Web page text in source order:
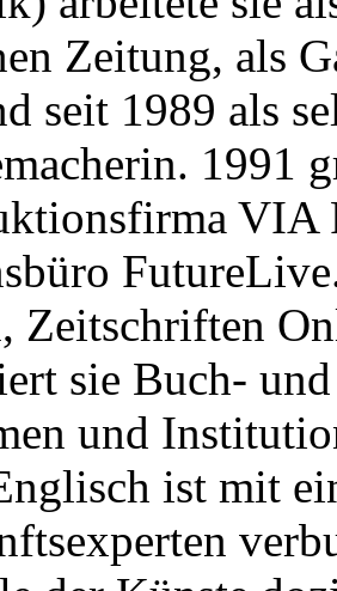
Zeitung, als
seit 1989 als
1991
VIA
Zeitschriften
sie Buch-
und
ist mit